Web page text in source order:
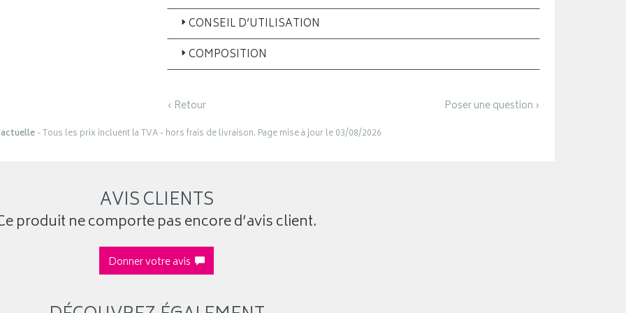
CONSEIL D’UTILISATION
COMPOSITION
‹ Retour Poser une question ›
- Tous les prix incluent la TVA - hors frais de livraison. Page mise à jour le 03/08/2026
AVIS CLIENTS
produit ne comporte pas encore d’avis client.
Donner votre avis